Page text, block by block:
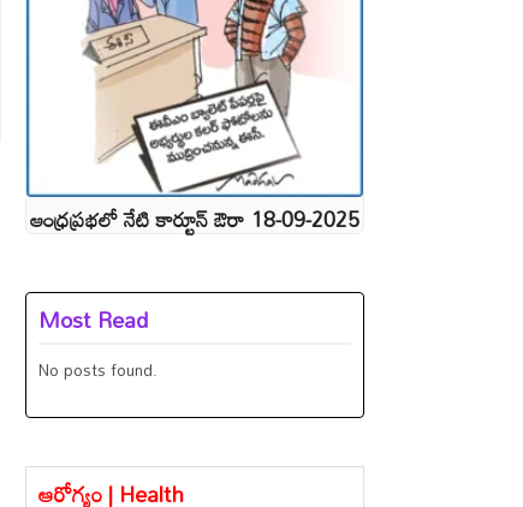
ఆంధ్రప్రభలో నేటి కార్టూన్ ఔరా 18-09-2025
Most Read
No posts found.
ఆరోగ్యం | Health